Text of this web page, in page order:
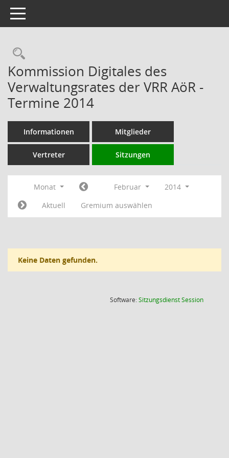
Toggle navigation
Rechercheauswahl
Kommission Digitales des
Verwaltungsrates der VRR AöR -
Termine 2014
Informationen Mitglieder
Vertreter Sitzungen
Monat Februar
2014
Aktuell
Gremium auswählen
Keine Daten gefunden.
Software:SitzungsdienstSession(Wird in